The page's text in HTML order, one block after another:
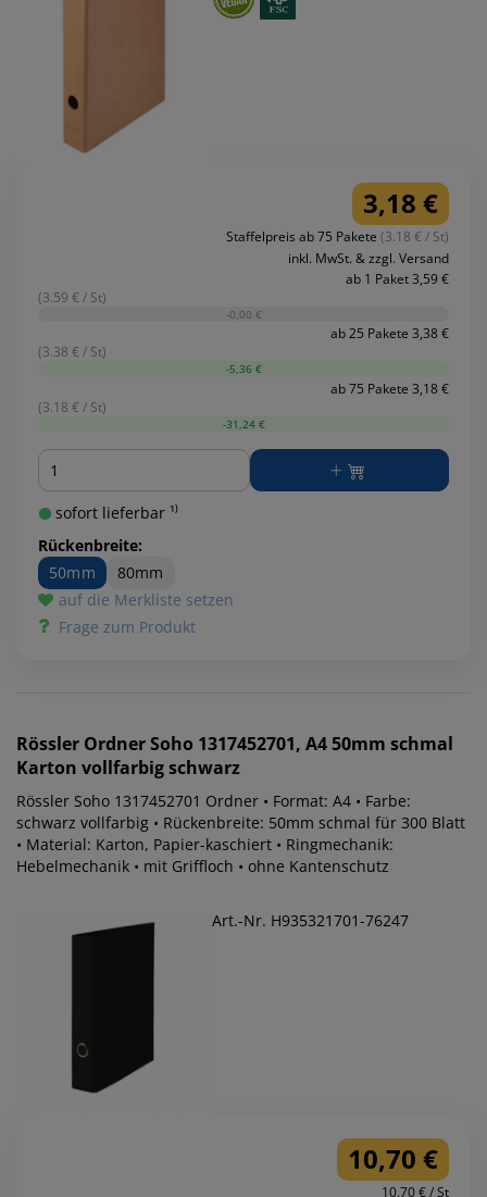
3,18 €
Staffelpreis ab 75 Pakete (3.18 € / St)
inkl. MwSt. & zzgl. Versand
ab 1 Paket 3,59 €
(3.59 € / St)
-0,00 €
ab 25 Pakete 3,38 €
(3.38 € / St)
-5,36 €
ab 75 Pakete 3,18 €
(3.18 € / St)
-31,24 €
Menge
sofort lieferbar ¹⁾
Rückenbreite:
50mm
80mm
auf die Merkliste setzen
Frage zum Produkt
Rössler Ordner Soho 1317452701, A4 50mm schmal
Karton vollfarbig schwarz
Rössler Soho 1317452701 Ordner • Format: A4 • Farbe:
schwarz vollfarbig • Rückenbreite: 50mm schmal für 300 Blatt
• Material: Karton, Papier-kaschiert • Ringmechanik:
Hebelmechanik • mit Griffloch • ohne Kantenschutz
Art.-Nr. H935321701-76247
10,70 €
10.70 € / St